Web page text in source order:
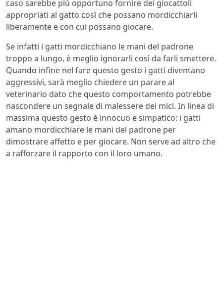
caso sarebbe più opportuno fornire dei giocattoli
appropriati al gatto così che possano mordicchiarli
liberamente e con cui possano giocare.
Se infatti i gatti mordicchiano le mani del padrone
troppo a lungo, è meglio ignorarli così da farli smettere.
Quando infine nel fare questo gesto i gatti diventano
aggressivi, sarà meglio chiedere un parare al
veterinario dato che questo comportamento potrebbe
nascondere un segnale di malessere dei mici. In linea di
massima questo gesto è innocuo e simpatico: i gatti
amano mordicchiare le mani del padrone per
dimostrare affetto e per giocare. Non serve ad altro che
a rafforzare il rapporto con il loro umano.